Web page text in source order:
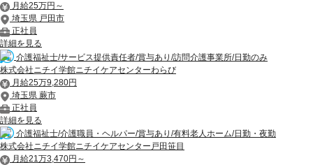
月給25万円～
埼玉県 戸田市
正社員
詳細を見る
介護福祉士/サービス提供責任者/賞与あり/訪問介護事業所/日勤のみ
株式会社ニチイ学館ニチイケアセンターわらび
月給25万9,280円
埼玉県 蕨市
正社員
詳細を見る
介護福祉士/介護職員・ヘルパー/賞与あり/有料老人ホーム/日勤・夜勤
株式会社ニチイ学館ニチイケアセンター戸田笹目
月給21万3,470円～